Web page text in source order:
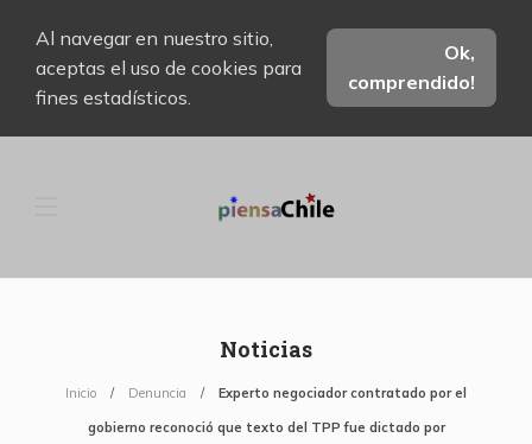
Al navegar en nuestro sitio,
aceptas el uso de cookies para
fines estadísticos.
Ok,
comprendido!
Noticias
Inicio Denuncia Experto negociador contratado por el
gobierno reconoció que texto del TPP fue dictado por